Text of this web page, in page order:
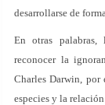
desarrollarse de
En otras palabras,
reconocer la
Charles Darwin,
especies y la